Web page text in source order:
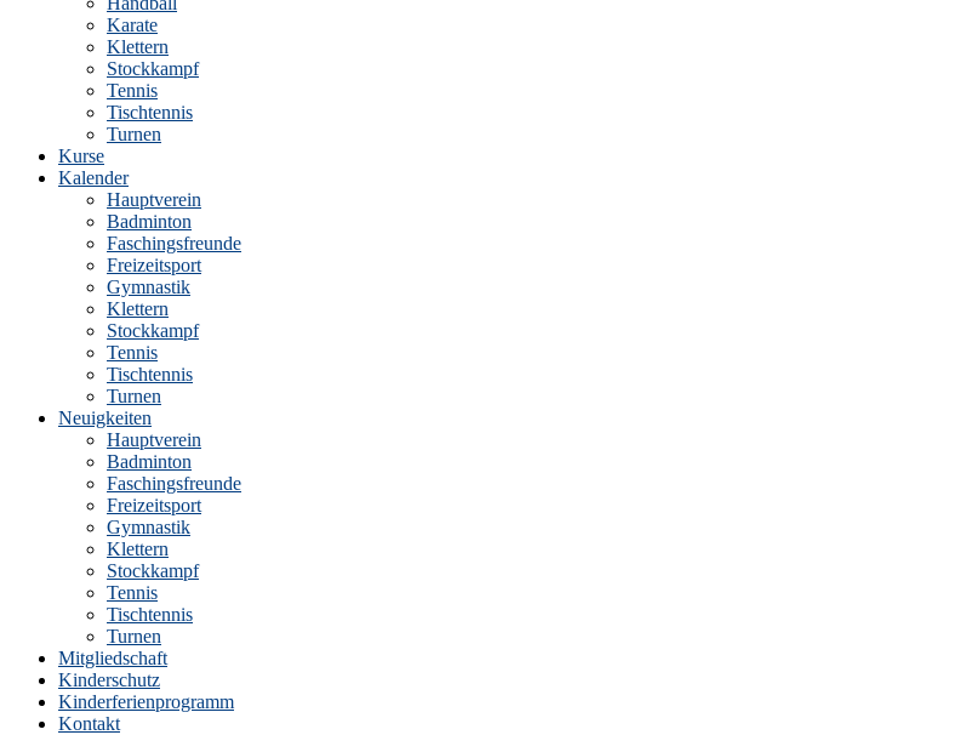
Karate
Klettern
Stockkampf
Tennis
Tischtennis
Turnen
Kurse
Kalender
Hauptverein
Badminton
Faschingsfreunde
Freizeitsport
Gymnastik
Klettern
Stockkampf
Tennis
Tischtennis
Turnen
Neuigkeiten
Hauptverein
Badminton
Faschingsfreunde
Freizeitsport
Gymnastik
Klettern
Stockkampf
Tennis
Tischtennis
Turnen
Mitgliedschaft
Kinderschutz
Kinderferienprogramm
Kontakt